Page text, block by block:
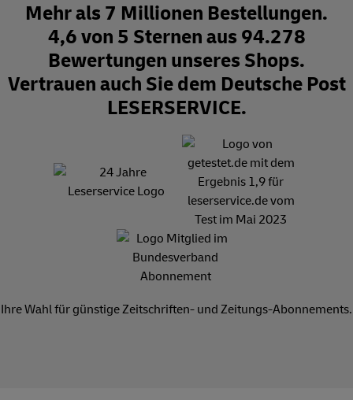
Mehr als 7 Millionen Bestellungen.
4,6 von 5 Sternen aus 94.278
Bewertungen unseres Shops.
Vertrauen auch Sie dem Deutsche Post
LESERSERVICE.
Ihre Wahl für günstige Zeitschriften- und Zeitungs-Abonnements.